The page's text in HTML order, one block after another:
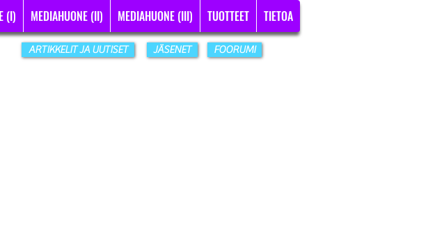
(I) MEDIAHUONE (II) MEDIAHUONE (III) TUOTTEET TIETOA
JÄSENET FOORUMI
ARTIKKELIT JA UUTISET